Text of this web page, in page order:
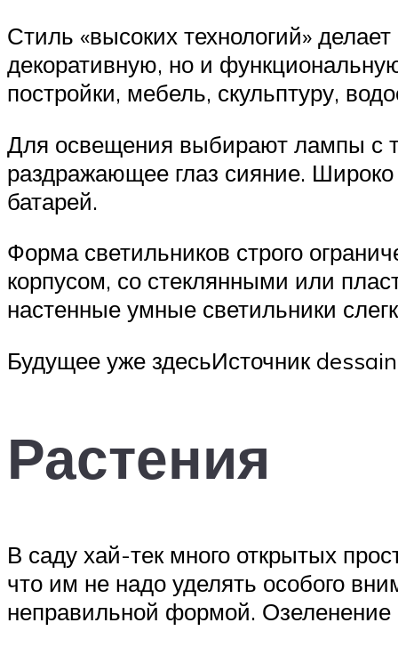
Стиль «высоких технологий»
декоративную, но и
постройки, мебель, скульптуру,
Для освещения выбирают лампы с
раздражающее глаз сияние.
батарей.
Форма светильников строго
корпусом, со стеклянными или
настенные умные светильники
Будущее уже здесьИсточник
Растения
В саду хай-тек много открытых
что им не надо уделять особого
неправильной формой.